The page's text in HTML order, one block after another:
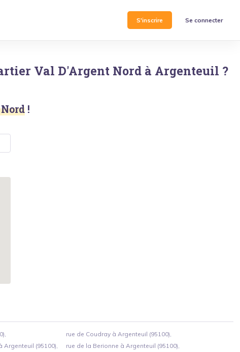
S'inscrire Se connecter
Val D'Argent Nord à Argenteuil ?
!
(95100),
rue de Coudray à Argenteuil (95100),
rue de la Berionne à Argenteuil (95100),